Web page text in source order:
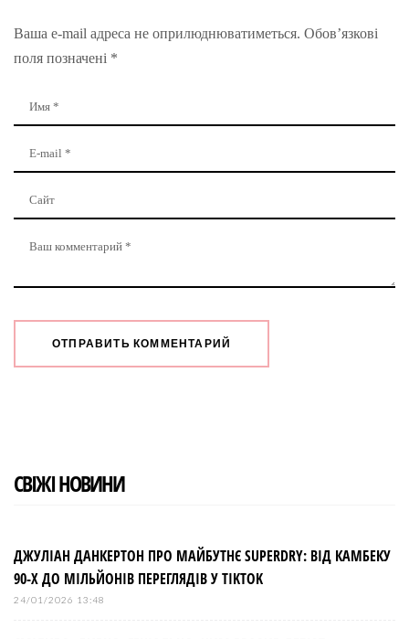
Ваша e-mail адреса не оприлюднюватиметься. Обов’язкові
поля позначені *
СВІЖІ НОВИНИ
ДЖУЛІАН ДАНКЕРТОН ПРО МАЙБУТНЄ SUPERDRY: ВІД КАМБЕКУ
90-Х ДО МІЛЬЙОНІВ ПЕРЕГЛЯДІВ У TIKTOK
24/01/2026 13:48